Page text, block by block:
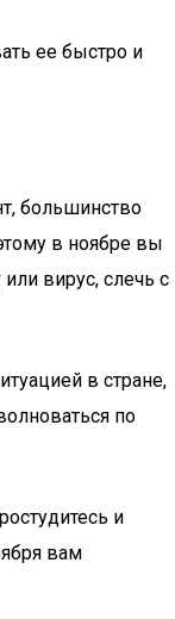
ее быстро и
большинство
в ноябре вы
вирус, слечь с
в стране,
по
и
вам